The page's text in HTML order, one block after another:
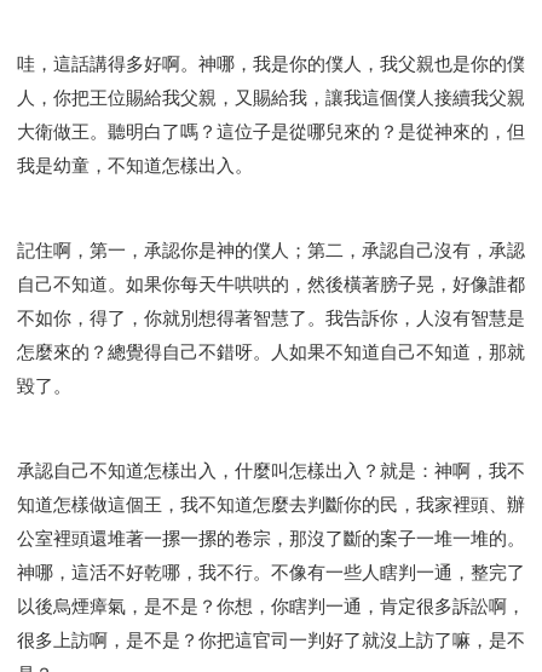
哇，這話講得多好啊。神哪，我是你的僕人，我父親也是你的僕
人，你把王位賜給我父親，又賜給我，讓我這個僕人接續我父親
大衛做王。聽明白了嗎？這位子是從哪兒來的？是從神來的，但
我是幼童，不知道怎樣出入。
記住啊，第一，承認你是神的僕人；第二，承認自己沒有，承認
自己不知道。如果你每天牛哄哄的，然後橫著膀子晃，好像誰都
不如你，得了，你就別想得著智慧了。我告訴你，人沒有智慧是
怎麼來的？總覺得自己不錯呀。人如果不知道自己不知道，那就
毀了。
承認自己不知道怎樣出入，什麼叫怎樣出入？就是：神啊，我不
知道怎樣做這個王，我不知道怎麼去判斷你的民，我家裡頭、辦
公室裡頭還堆著一摞一摞的卷宗，那沒了斷的案子一堆一堆的。
神哪，這活不好乾哪，我不行。不像有一些人瞎判一通，整完了
以後烏煙瘴氣，是不是？你想，你瞎判一通，肯定很多訴訟啊，
很多上訪啊，是不是？你把這官司一判好了就沒上訪了嘛，是不